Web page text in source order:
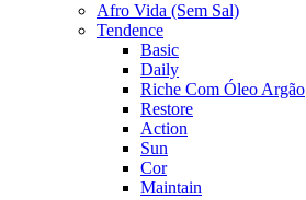
Afro Vida (Sem Sal)
Tendence
Basic
Daily
Riche Com Óleo Argão
Restore
Action
Sun
Cor
Maintain